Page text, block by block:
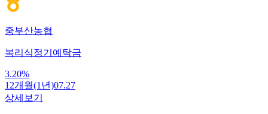
중부산농협
복리식정기예탁금
3.20%
12개월(1년)07.27
상세보기